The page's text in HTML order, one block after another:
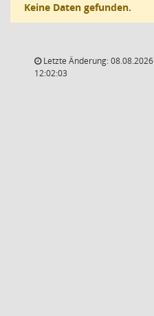
Keine Daten gefunden.
Letzte Änderung: 08.08.2026
12:02:03